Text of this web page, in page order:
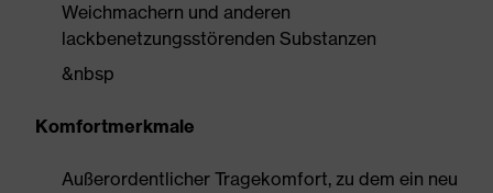
Weichmachern und anderen
lackbenetzungsstörenden Substanzen
&nbsp
Komfortmerkmale
Außerordentlicher Tragekomfort, zu dem ein neu